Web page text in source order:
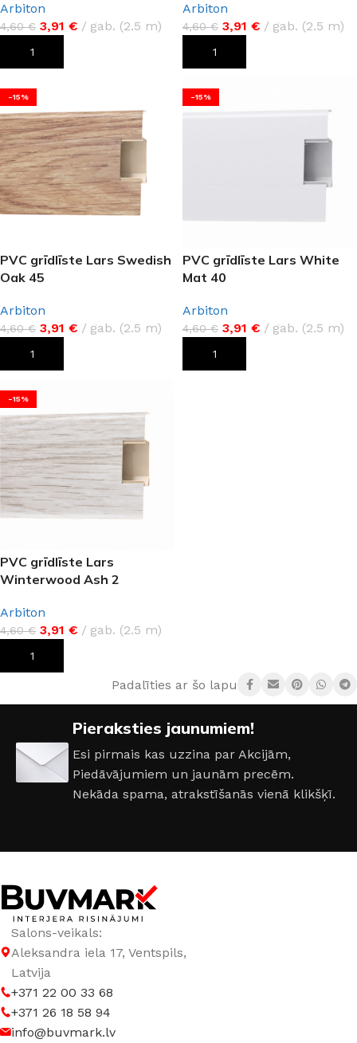
Arbiton
4,60€ 3,91 € gab. (2.5 m)
PIEVIENOT GROZAM
Arbiton
4,60€ 3,91 € gab. (2.5 m)
PIEVIENOT GROZAM
-15%
PVC grīdlīste Lars Swedish
Oak 45
Arbiton
4,60€ 3,91 € gab. (2.5 m)
PIEVIENOT GROZAM
-15%
PVC grīdlīste Lars White
Mat 40
Arbiton
4,60€ 3,91 € gab. (2.5 m)
PIEVIENOT GROZAM
-15%
PVC grīdlīste Lars
Winterwood Ash 2
Arbiton
4,60€ 3,91 € gab. (2.5 m)
PIEVIENOT GROZAM
Padalīties ar šo lapu:
Pieraksties jaunumiem!
Esi pirmais kas uzzina par Akcijām,
Piedāvājumiem un jaunām precēm.
Nekāda spama, atrakstīšanās vienā klikšķī.
Salons-veikals:
Aleksandra iela 17, Ventspils,
Latvija
+371 22 00 33 68
+371 26 18 58 94
info@buvmark.lv